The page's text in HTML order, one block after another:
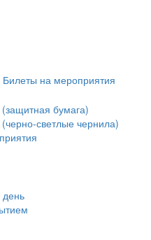
Билеты на мероприятия
бумага)
светлые чернила)
день